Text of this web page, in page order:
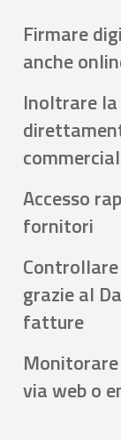
Firmare
anche
Inoltrare
Accesso
fornitori
grazie al
fatture
via web o